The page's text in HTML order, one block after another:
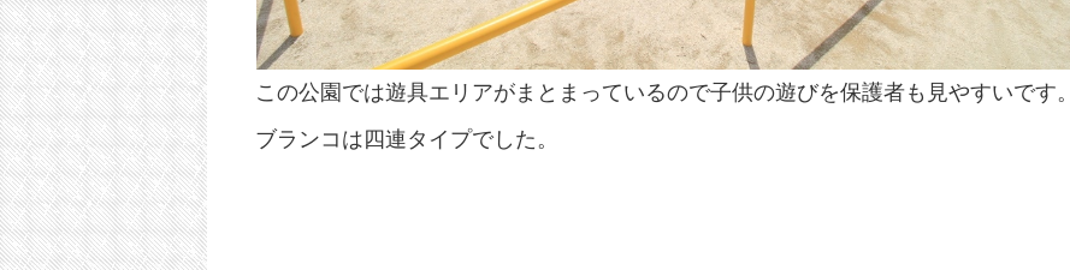
この公園では遊具エリアがまとまっているので子供の遊びを保護者も見やすいです。
ブランコは四連タイプでした。